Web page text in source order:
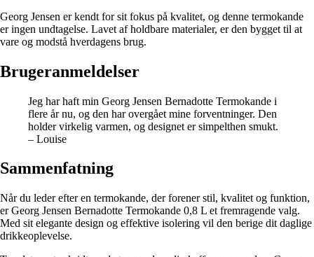
Georg Jensen er kendt for sit fokus på kvalitet, og denne termokande
er ingen undtagelse. Lavet af holdbare materialer, er den bygget til at
vare og modstå hverdagens brug.
Brugeranmeldelser
Jeg har haft min Georg Jensen Bernadotte Termokande i
flere år nu, og den har overgået mine forventninger. Den
holder virkelig varmen, og designet er simpelthen smukt.
– Louise
Sammenfatning
Når du leder efter en termokande, der forener stil, kvalitet og funktion,
er Georg Jensen Bernadotte Termokande 0,8 L et fremragende valg.
Med sit elegante design og effektive isolering vil den berige dit daglige
drikkeoplevelse.